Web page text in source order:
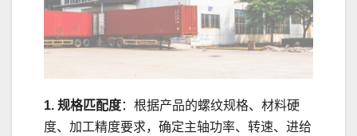
1. 规格匹配度：根据产品的螺纹规格、材料硬
度、加工精度要求，确定主轴功率、转速、进给